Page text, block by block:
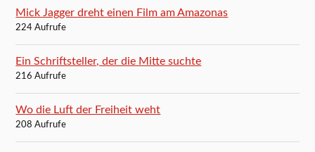
Mick Jagger dreht einen Film am Amazonas
224 Aufrufe
Ein Schriftsteller, der die Mitte suchte
216 Aufrufe
Wo die Luft der Freiheit weht
208 Aufrufe